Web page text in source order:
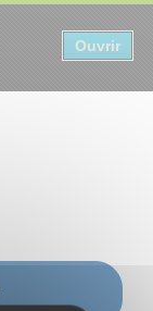
Ouvrir